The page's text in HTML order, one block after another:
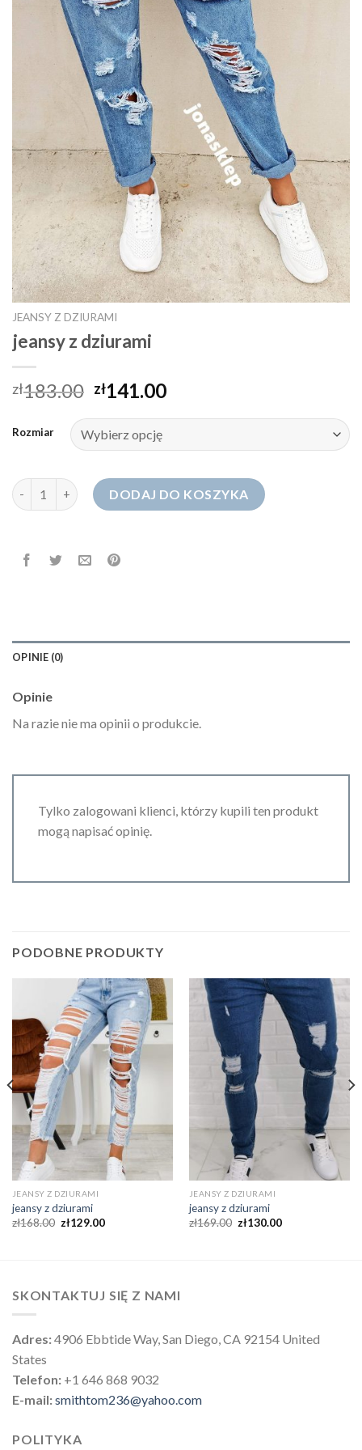
JEANSY Z DZIURAMI
jeansy z dziurami
zł183.00 zł141.00
Rozmiar
ilość jeansy z dziuramiDODAJ DO KOSZYKA
OPINIE (0)
Opinie
Na razie nie ma opinii o produkcie.
Tylko zalogowani klienci, którzy kupili ten produkt
mogą napisać opinię.
PODOBNE PRODUKTY
JEANSY Z DZIURAMI
jeansy z dziurami
zł168.00 zł129.00
JEANSY Z DZIURAMI
jeansy z dziurami
zł169.00 zł130.00
SKONTAKTUJ SIĘ Z NAMI
Adres:4906 Ebbtide Way, San Diego, CA 92154 United
States
Telefon: +1 646 868 9032
E-mail:smithtom236@yahoo.com
POLITYKA